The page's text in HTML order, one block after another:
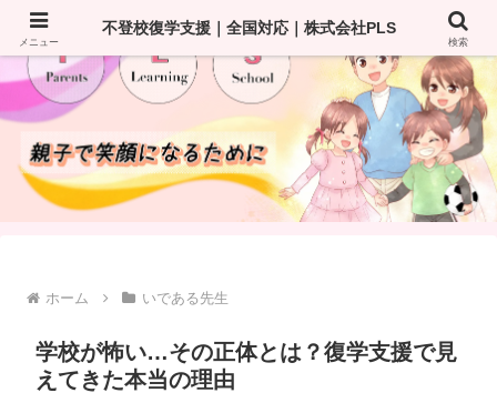
ホーム いである先生
学校が怖い…その正体とは？復学支援で見
えてきた本当の理由
メニュー
不登校復学支援｜全国対応｜株式会社PLS
検索